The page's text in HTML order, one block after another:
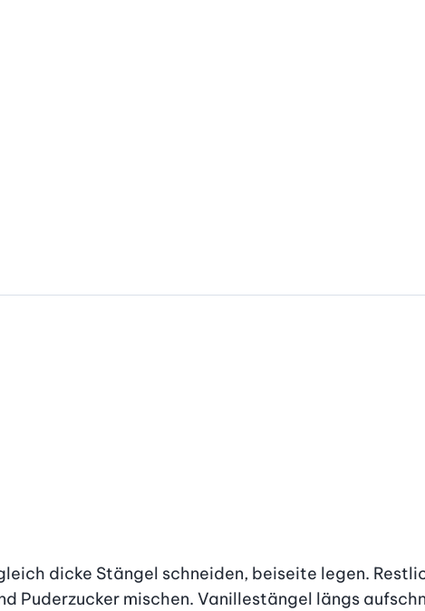
dicke Stängel schneiden, beiseite legen.
Puderzucker mischen. Vanillestängel längs